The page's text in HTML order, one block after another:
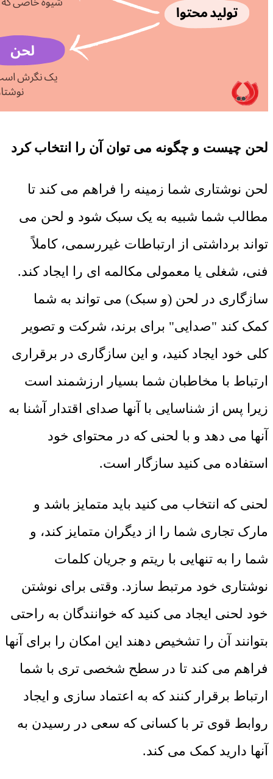
لحن چیست و چگونه می توان آن را انتخاب کرد
لحن نوشتاری شما زمینه را فراهم می کند تا
مطالب شما شبیه به یک سبک شود و لحن می
تواند برداشتی از ارتباطات غیررسمی، کاملاً
فنی، شغلی یا معمولی مکالمه ای را ایجاد کند.
سازگاری در لحن (و سبک) می تواند به شما
کمک کند "صدایی" برای برند، شرکت و تصویر
کلی خود ایجاد کنید، و این سازگاری در برقراری
ارتباط با مخاطبان شما بسیار ارزشمند است
زیرا پس از شناسایی با آنها صدای اقتدار آشنا به
آنها می دهد و با لحنی که در محتوای خود
استفاده می کنید سازگار است.
لحنی که انتخاب می کنید باید متمایز باشد و
مارک تجاری شما را از دیگران متمایز کند، و
شما را به تنهایی با ریتم و جریان کلمات
نوشتاری خود مرتبط سازد. وقتی برای نوشتن
خود لحنی ایجاد می کنید که خوانندگان به راحتی
بتوانند آن را تشخیص دهند این امکان را برای آنها
فراهم می کند تا در سطح شخصی تری با شما
ارتباط برقرار کنند که به اعتماد سازی و ایجاد
روابط قوی تر با کسانی که سعی در رسیدن به
آنها دارید کمک می کند.